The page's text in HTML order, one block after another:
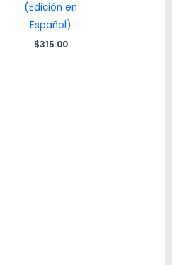
(Edición en
Español)
$315.00